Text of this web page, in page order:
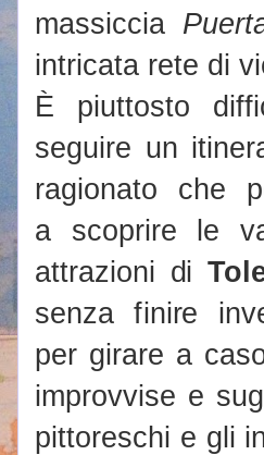
massiccia
intricata rete di
È piuttosto
seguire un
ragionato che
a scoprire le
attrazioni di
senza finire
per girare a
improvvise e
pittoreschi e gli